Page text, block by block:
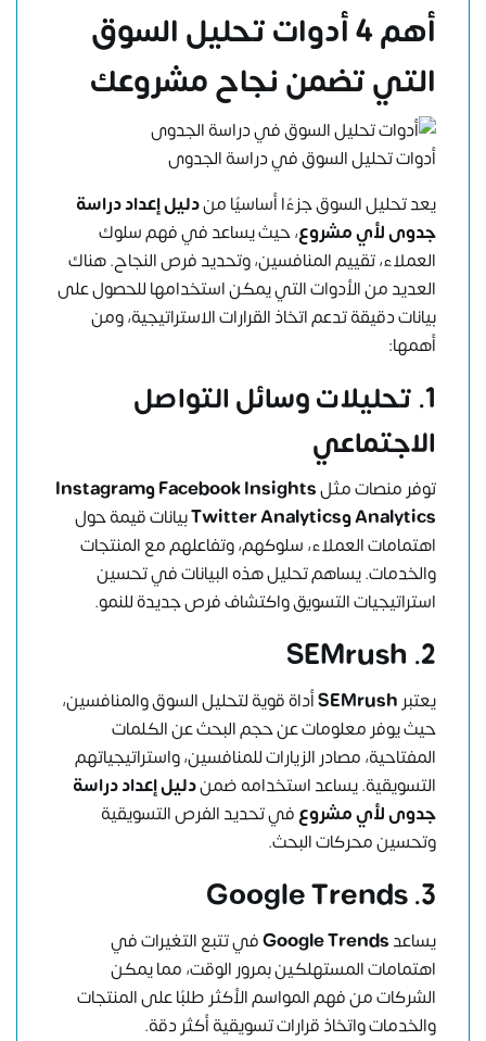
أهم 4 أدوات تحليل السوق
التي تضمن نجاح مشروعك
أدوات تحليل السوق في دراسة الجدوى
يعد تحليل السوق جزءًا أساسيًا مندليل إعداد دراسة
جدوى لأي مشروع، حيث يساعد في فهم سلوك
العملاء، تقييم المنافسين، وتحديد فرص النجاح. هناك
العديد من الأدوات التي يمكن استخدامها للحصول على
بيانات دقيقة تدعم اتخاذ القرارات الاستراتيجية، ومن
أهمها:
1. تحليلات وسائل التواصل
الاجتماعي
توفر منصات مثل
Facebook Insights وInstagram
Analytics وTwitter Analytics
بيانات قيمة حول
اهتمامات العملاء، سلوكهم، وتفاعلهم مع المنتجات
والخدمات. يساهم تحليل هذه البيانات في تحسين
استراتيجيات التسويق واكتشاف فرص جديدة للنمو.
2. SEMrush
يعتبر SEMrushأداة قوية لتحليل السوق والمنافسين،
حيث يوفر معلومات عن حجم البحث عن الكلمات
المفتاحية، مصادر الزيارات للمنافسين، واستراتيجياتهم
التسويقية. يساعد استخدامه ضمندليل إعداد دراسة
جدوى لأي مشروعفي تحديد الفرص التسويقية
وتحسين محركات البحث.
3. Google Trends
يساعدGoogle Trendsفي تتبع التغيرات في
اهتمامات المستهلكين بمرور الوقت، مما يمكن
الشركات من فهم المواسم الأكثر طلبًا على المنتجات
والخدمات واتخاذ قرارات تسويقية أكثر دقة.